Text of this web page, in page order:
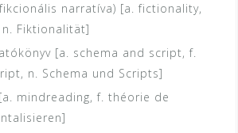
narratíva) [a. fictionality,
Fiktionalität]
[a. schema and script, f.
n. Schema und Scripts]
mindreading, f. théorie de